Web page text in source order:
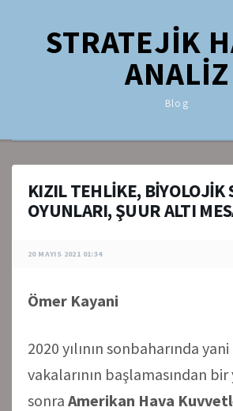
STRATEJİK
ANALİZ
Blog
KIZIL TEHLİKE, BİYOLOJİK
OYUNLARI, ŞUUR ALTI
20 MAYIS 2021 01:34
Ömer Kayani
2020 yılının sonbaharında
vakalarının başlamasından bir
sonra Amerikan Hava